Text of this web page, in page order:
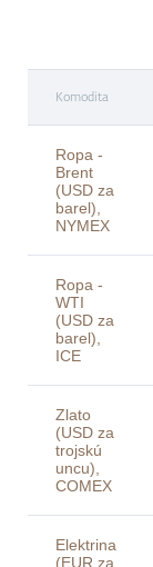
Komodita
Ropa -
Brent
(USD za
barel),
NYMEX
Ropa -
WTI
(USD za
barel),
ICE
Zlato
(USD za
trojskú
uncu),
COMEX
Elektrina
(EUR za